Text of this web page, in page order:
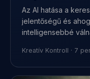
Az AI hatása a
jelentőségű és
intelligensebbé
Kreatív Kontroll · 7